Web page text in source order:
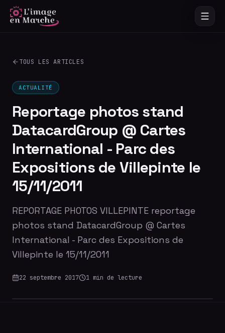
TOUS LES ARTICLES
ACTUALITÉ
Reportage photos stand
DatacardGroup @ Cartes
International - Parc des
Expositions de Villepinte le
15/11/2011
REPORTAGE PHOTOS VILLEPINTE reportage
photos stand DatacardGroup @ Cartes
International - Parc des Expositions de
Villepinte le 15/11/2011
22 septembre 2017 1 min de lecture